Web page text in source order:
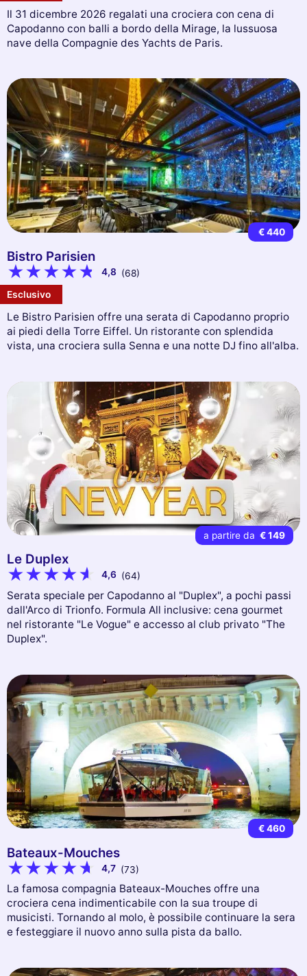
Il 31 dicembre 2026 regalati una crociera con cena di
Capodanno con balli a bordo della Mirage, la lussuosa
nave della Compagnie des Yachts de Paris.
€ 440
Bistro Parisien
4,8 (68)
Esclusivo
Le Bistro Parisien offre una serata di Capodanno proprio
ai piedi della Torre Eiffel. Un ristorante con splendida
vista, una crociera sulla Senna e una notte DJ fino all'alba.
a partire da € 149
Le Duplex
4,6 (64)
Serata speciale per Capodanno al "Duplex", a pochi passi
dall'Arco di Trionfo. Formula All inclusive: cena gourmet
nel ristorante "Le Vogue" e accesso al club privato "The
Duplex".
€ 460
Bateaux-Mouches
4,7 (73)
La famosa compagnia Bateaux-Mouches offre una
crociera cena indimenticabile con la sua troupe di
musicisti. Tornando al molo, è possibile continuare la sera
e festeggiare il nuovo anno sulla pista da ballo.